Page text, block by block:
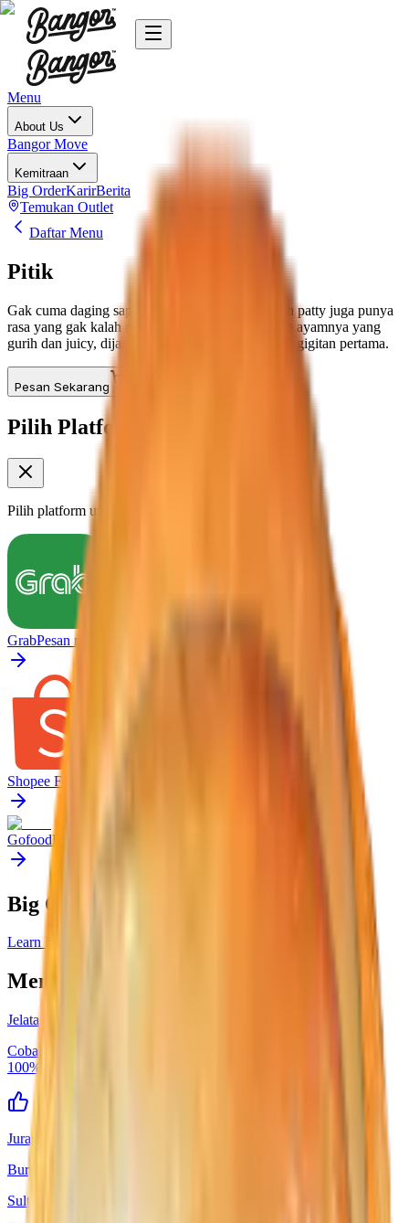
Menu
About Us
Bangor Move
Kemitraan
Big OrderKarirBerita
Temukan Outlet
Daftar Menu
Pitik
Gak cuma daging sapi, Pitik dengan isian chicken patty juga punya
rasa yang gak kalah nendang! Cobain sendiri rasa ayamnya yang
gurih dan juicy, dijamin langsung jatuh cinta pada gigitan pertama.
Pesan Sekarang
Pilih Platform Pesan
Pilih platform untuk memesan produk ini
GrabPesan melalui GrabFood
Shopee Food
GofoodPesan melalui Gofood
Big Order
Learn More
Menu Serupa
Jelata
Cobain dari Jelata dijamin langsung kepikiran terus sama sensasi
100% Australian Beef yang bikin nagih.
Juragan
Burger
Sultan